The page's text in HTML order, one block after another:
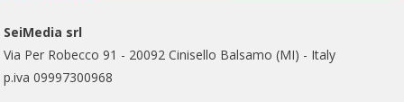
SeiMedia srl
Via Per Robecco 91 - 20092 Cinisello Balsamo (MI) - Italy
p.iva 09997300968